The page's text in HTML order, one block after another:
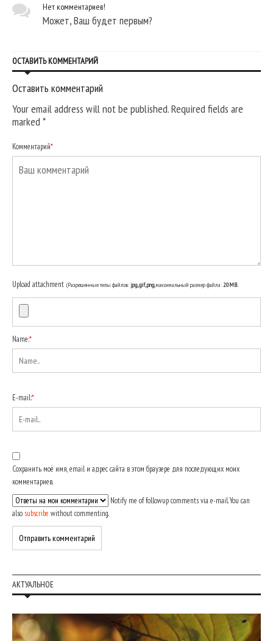
Нет комментариев!
Может, Ваш будет первым?
ОСТАВИТЬ КОММЕНТАРИЙ
Оставить комментарий
Your email address will not be published. Required fields are
marked*
Комментарий*
Upload attachment (Разрешенные типы файлов:jpg, gif, png, максимальный размер файла:20MB.
Name:*
E-mail:*
Сохранить моё имя, email и адрес сайта в этом браузере для последующих моих
комментариев.
Notify me of followup comments via e-mail. You can
also subscribe without commenting.
АКТУАЛЬНОЕ